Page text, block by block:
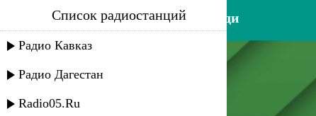
казим шидаков - гордая леди
Список радиостанций
Радио Кавказ
Радио Дагестан
Radio05.Ru